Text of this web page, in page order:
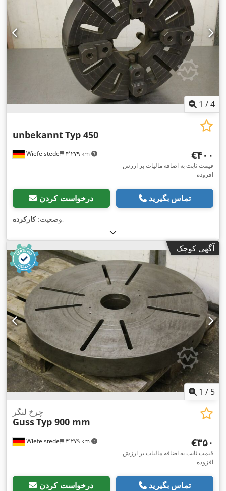
1 /4
Wiefelstede ۴٬۲۷۹ km
unbekanntTyp 450
‎€۴۰۰
قیمت ثابت به اضافه مالیات بر ارزش
افزوده
درخواست کردن تماس بگیرید
وضعیت:کارکرده ,
آگهی کوچک
1 / 5
Wiefelstede ۴٬۲۷۹ km
چرخ لنگر
GussTyp 900 mm
‎€۳۵۰
قیمت ثابت به اضافه مالیات بر ارزش
افزوده
درخواست کردن تماس بگیرید